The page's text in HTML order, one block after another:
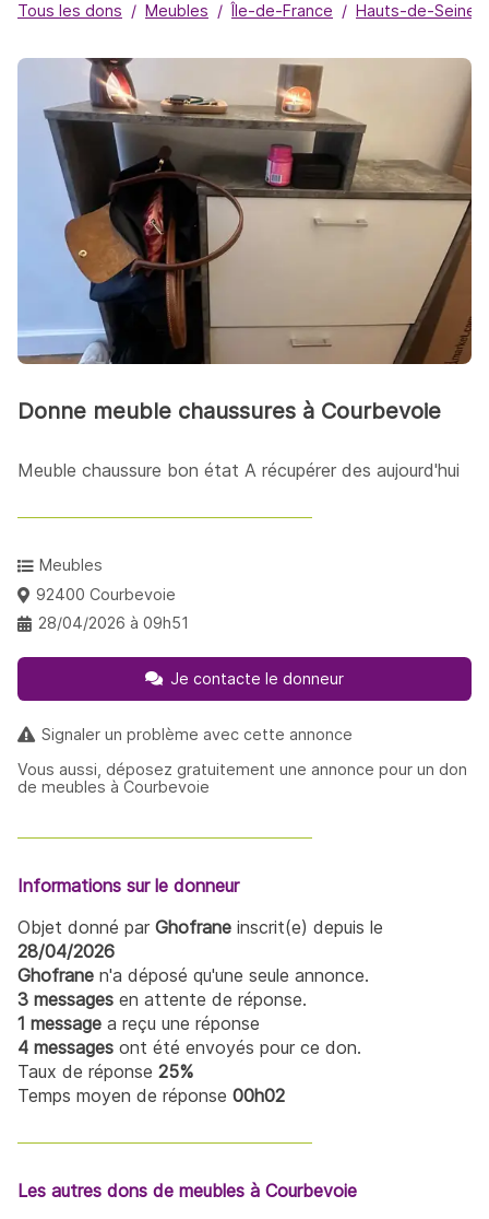
Tous les dons Meubles Île-de-France Hauts-de-Seine
Donne meuble chaussures à Courbevoie
Meuble chaussure bon état A récupérer des aujourd'hui
Meubles
92400 Courbevoie
28/04/2026 à 09h51
Je contacte le donneur
Signaler un problème avec cette annonce
Vous aussi, déposez gratuitement une annonce pour un don
de meubles à Courbevoie
Informations sur le donneur
Objet donné par Ghofrane inscrit(e) depuis le
28/04/2026
Ghofrane n'a déposé qu'une seule annonce.
3 messages en attente de réponse.
1 message a reçu une réponse
4 messages ont été envoyés pour ce don.
Taux de réponse 25%
Temps moyen de réponse 00h02
Les autres dons de meubles à Courbevoie